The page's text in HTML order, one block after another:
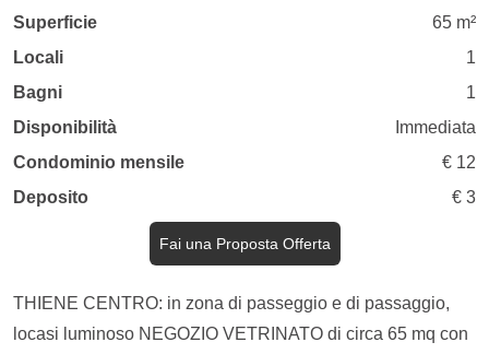
Superficie
65 m²
Locali
1
Bagni
1
Disponibilità
Immediata
Condominio mensile
€ 12
Deposito
€ 3
Fai una Proposta Offerta
THIENE CENTRO: in zona di passeggio e di passaggio,
locasi luminoso NEGOZIO VETRINATO di circa 65 mq con